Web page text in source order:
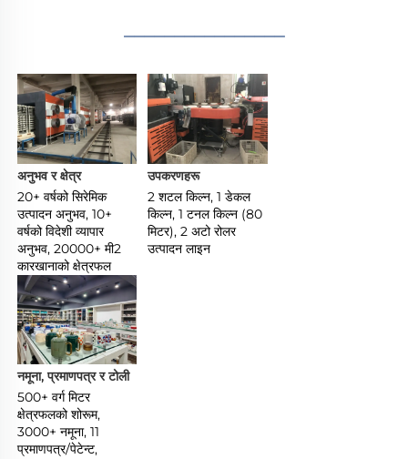
________________
अनुभव र क्षेत्र
20+ वर्षको सिरेमिक
उत्पादन अनुभव, 10+
वर्षको विदेशी व्यापार
अनुभव, 20000+ मी2
कारखानाको क्षेत्रफल
उपकरणहरू
2 शटल किल्न, 1 डेकल
किल्न, 1 टनल किल्न (80
मिटर), 2 अटो रोलर
उत्पादन लाइन
नमूना, प्रमाणपत्र र टोली
500+ वर्ग मिटर
क्षेत्रफलको शोरूम,
3000+ नमूना, 11
प्रमाणपत्र/पेटेन्ट,